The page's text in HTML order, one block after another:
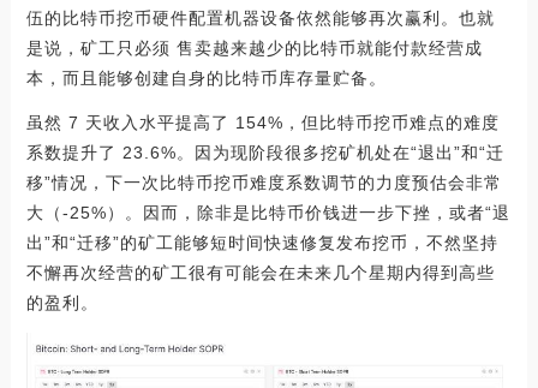
伍的比特币挖币硬件配置机器设备依然能够再次赢利。也就
是说，矿工只必须 售卖越来越少的比特币就能付款经营成
本，而且能够创建自身的比特币库存量贮备。
虽然 7 天收入水平提高了 154%，但比特币挖币难点的难度
系数提升了 23.6%。因为现阶段很多挖矿机处在“退出”和“迁
移”情况，下一次比特币挖币难度系数调节的力度预估会非常
大（-25%）。因而，除非是比特币价钱进一步下挫，或者“退
出”和“迁移”的矿工能够短时间快速修复发布挖币，不然坚持
不懈再次经营的矿工很有可能会在未来几个星期内得到高些
的盈利。